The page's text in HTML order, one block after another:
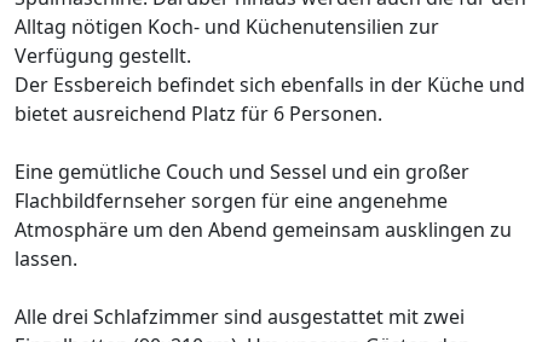
Alltag nötigen Koch- und Küchenutensilien zur
Verfügung gestellt.
Der Essbereich befindet sich ebenfalls in der Küche und
bietet ausreichend Platz für 6 Personen.
Eine gemütliche Couch und Sessel und ein großer
Flachbildfernseher sorgen für eine angenehme
Atmosphäre um den Abend gemeinsam ausklingen zu
lassen.
Alle drei Schlafzimmer sind ausgestattet mit zwei